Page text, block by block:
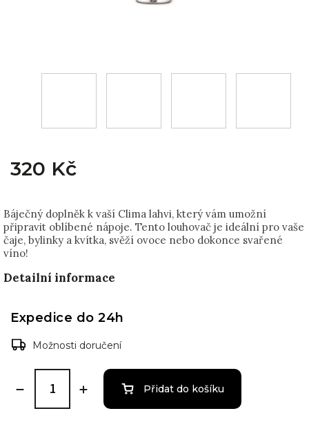
320 Kč
Báječný doplněk k vaší Clima lahvi, který vám umožní
připravit oblíbené nápoje. Tento louhovač je ideální pro vaše
čaje, bylinky a kvítka, svěží ovoce nebo dokonce svařené
víno!
Detailní informace
Expedice do 24h
Možnosti doručení
Přidat do košíku